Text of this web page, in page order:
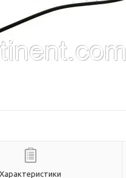
Характеристики